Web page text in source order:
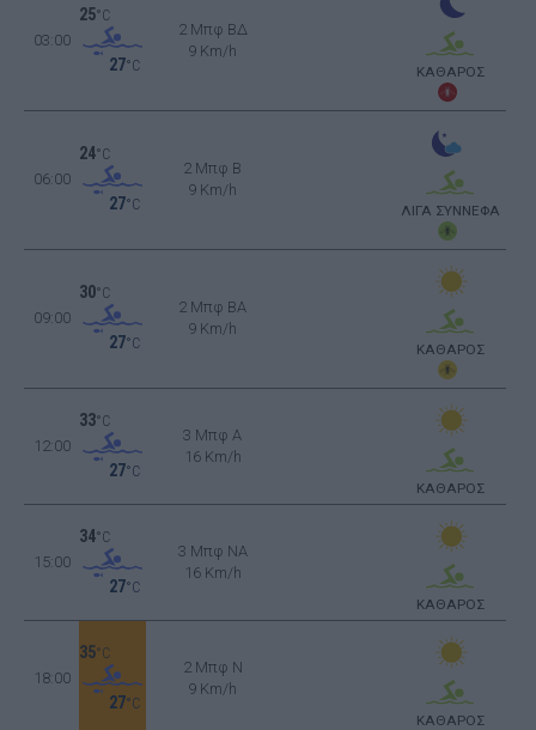
03:00
25°C
27°C
2 Μπφ ΒΔ
9 Km/h
ΚΑΘΑΡΟΣ
06:00
24°C
27°C
2 Μπφ B
9 Km/h
ΛΙΓΑ ΣΥΝΝΕΦΑ
09:00
30°C
27°C
2 Μπφ BA
9 Km/h
ΚΑΘΑΡΟΣ
12:00
33°C
27°C
3 Μπφ Α
16 Km/h
ΚΑΘΑΡΟΣ
15:00
34°C
27°C
3 Μπφ NA
16 Km/h
ΚΑΘΑΡΟΣ
18:00
35°C
27°C
2 Μπφ N
9 Km/h
ΚΑΘΑΡΟΣ